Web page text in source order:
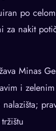
po
za nakit
Minas
i
nalazišta;